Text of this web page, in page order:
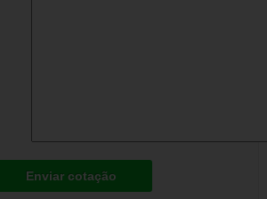
Enviar cotação